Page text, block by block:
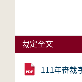
裁定全文
111年審裁